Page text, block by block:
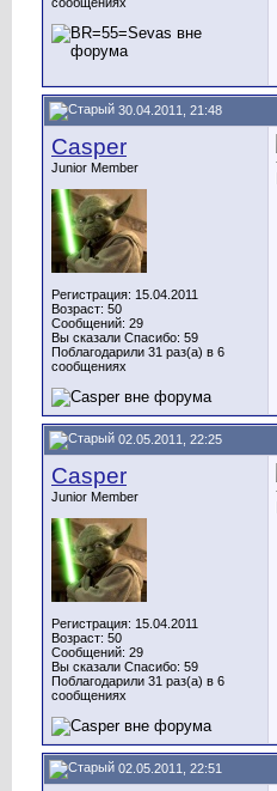
30.04.2011, 21:48
Casper
Junior Member
Регистрация: 15.04.2011
Возраст: 50
Сообщений: 29
Вы сказали Спасибо: 59
Поблагодарили 31 раз(а) в 6
сообщениях
02.05.2011, 22:25
Casper
Junior Member
Регистрация: 15.04.2011
Возраст: 50
Сообщений: 29
Вы сказали Спасибо: 59
Поблагодарили 31 раз(а) в 6
сообщениях
02.05.2011, 22:51